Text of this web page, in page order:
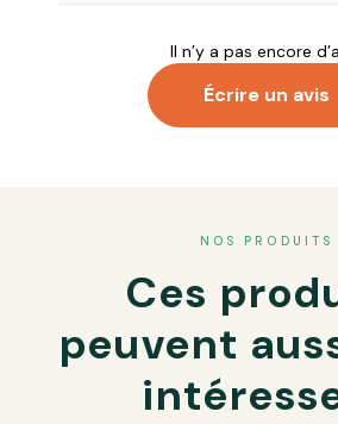
Il n’y a pas encore
Écrire un avis
obligatoires sont indiqués avec*
*
NOS PRODUITS
Ces
peuvent